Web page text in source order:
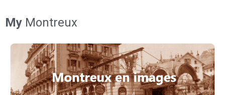
My Montreux